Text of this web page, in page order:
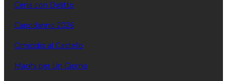
Cena con Delitto
Capodanno 2026
Omicidio al Castello
Maghi per Un Giorno